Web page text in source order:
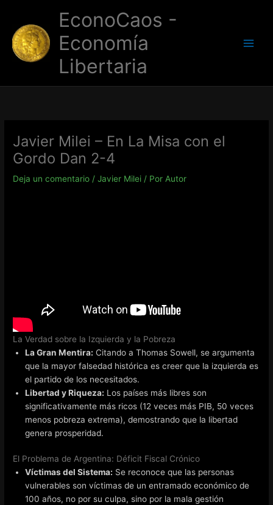
contenido
EconoCaos -
Economía
Libertaria
Javier Milei – En La Misa con el
Gordo Dan 2-4
Deja un comentario /Javier Milei / Por Autor
La Verdad sobre la Izquierda y la Pobreza
La Gran Mentira: Citando a Thomas Sowell, se argumenta
que la mayor falsedad histórica es creer que la izquierda es
el partido de los necesitados.
Libertad y Riqueza: Los países más libres son
significativamente más ricos (12 veces más PIB, 50 veces
menos pobreza extrema), demostrando que la libertad
genera prosperidad.
El Problema de Argentina: Déficit Fiscal Crónico
Víctimas del Sistema: Se reconoce que las personas
vulnerables son víctimas de un entramado económico de
100 años, no por su culpa, sino por la mala gestión